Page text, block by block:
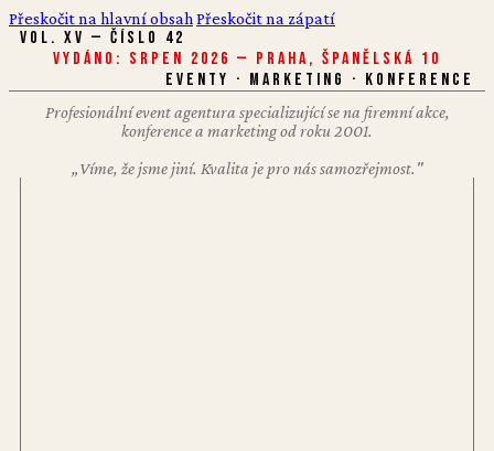
Přeskočit na hlavní obsah Přeskočit na zápatí
VOL. XV — ČÍSLO 42
Vydáno: Srpen 2026 — Praha, Španělská 10
EVENTY · MARKETING · KONFERENCE
Profesionální event agentura specializující se na firemní akce,
konference a marketing od roku 2001.
„Víme, že jsme jiní. Kvalita je pro nás samozřejmost."